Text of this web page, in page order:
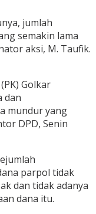
jumlah
semakin lama
aksi, M. Taufik.
Golkar
dan
mundur yang
DPD, Senin
parpol tidak
dan tidak adanya
dana itu.